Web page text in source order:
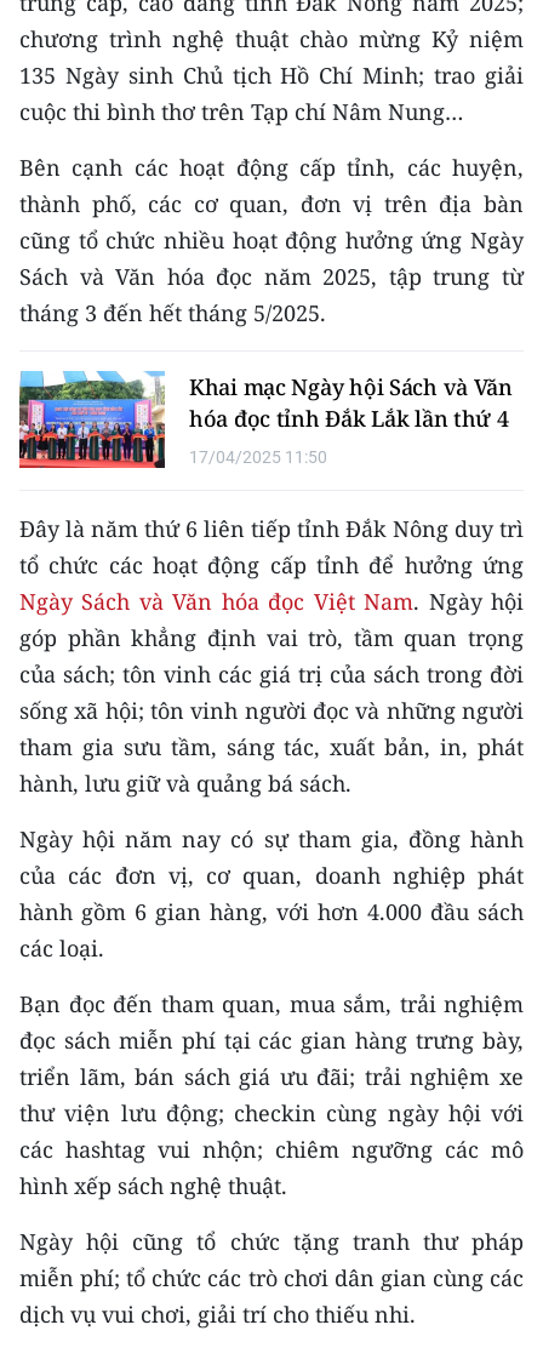
Video
Media Chính trị
Media Kinh tế
Media Văn hóa
Media Xã hội
Media Pháp luật
Media Du lịch
Media Thế giới
Media Thể thao
Media Y tế
Media Khoa học - Công nghệ
Media Môi trường
Ảnh
Infographic
TIN MỚI
TIN ĐỊA PHƯƠNG
Trung du và miền núi phía Bắc
Đồng bằng sông Hồng
Bắc Trung Bộ
Duyên hải Nam Trung Bộ và Tây
Nguyên
Đông Nam Bộ
Đồng bằng sông Cửu Long
Chuyên trang Hà Nội
chương trình nghệ thuật chào mừng Kỷ niệm
135 Ngày sinh Chủ tịch Hồ Chí Minh; trao giải
cuộc thi bình thơ trên Tạp chí Nâm Nung…
Bên cạnh các hoạt động cấp tỉnh, các huyện,
thành phố, các cơ quan, đơn vị trên địa bàn
cũng tổ chức nhiều hoạt động hưởng ứng Ngày
Sách và Văn hóa đọc năm 2025, tập trung từ
tháng 3 đến hết tháng 5/2025.
Khai mạc Ngày hội Sách và Văn
hóa đọc tỉnh Đắk Lắk lần thứ 4
17/04/2025 11:50
Đây là năm thứ 6 liên tiếp tỉnh Đắk Nông duy trì
tổ chức các hoạt động cấp tỉnh để hưởng ứng
Ngày Sách và Văn hóa đọc Việt Nam. Ngày hội
góp phần khẳng định vai trò, tầm quan trọng
của sách; tôn vinh các giá trị của sách trong đời
sống xã hội; tôn vinh người đọc và những người
tham gia sưu tầm, sáng tác, xuất bản, in, phát
hành, lưu giữ và quảng bá sách.
Ngày hội năm nay có sự tham gia, đồng hành
của các đơn vị, cơ quan, doanh nghiệp phát
hành gồm 6 gian hàng, với hơn 4.000 đầu sách
các loại.
Bạn đọc đến tham quan, mua sắm, trải nghiệm
đọc sách miễn phí tại các gian hàng trưng bày,
triển lãm, bán sách giá ưu đãi; trải nghiệm xe
thư viện lưu động; checkin cùng ngày hội với
các hashtag vui nhộn; chiêm ngưỡng các mô
hình xếp sách nghệ thuật.
Ngày hội cũng tổ chức tặng tranh thư pháp
miễn phí; tổ chức các trò chơi dân gian cùng các
dịch vụ vui chơi, giải trí cho thiếu nhi.